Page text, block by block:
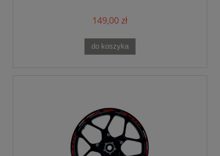
149,00 zł
do koszyka